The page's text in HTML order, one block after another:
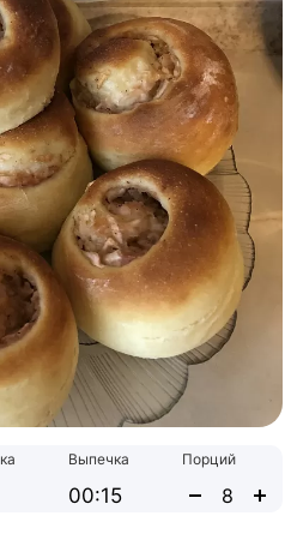
Выпечка
00:15
Порций